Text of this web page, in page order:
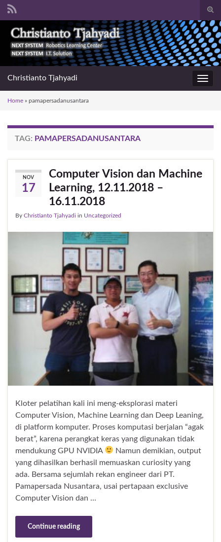
form
Search for:
Christianto Tjahyadi
Home » pamapersadanusantara
TAG: PAMAPERSADANUSANTARA
NOV
17
Computer Vision dan Machine
Learning, 12.11.2018 –
16.11.2018
By Christianto Tjahyadi in Uncategorized
Kloter pelatihan kali ini meng-eksplorasi materi
Computer Vision, Machine Learning dan Deep Leaning,
di platform komputer. Proses komputasi berjalan “agak
berat”, karena perangkat keras yang digunakan tidak
mendukung GPU NVIDIA
Namun demikian, output
yang dihasilkan berhasil memuaskan curiosity yang
ada. Bersama sejumlah rekan engineer dari PT.
Pamapersada Nusantara, usai pertapaan exclusive
Computer Vision dan …
Continue reading